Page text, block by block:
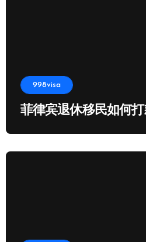
998visa
菲律宾退休移民如何打